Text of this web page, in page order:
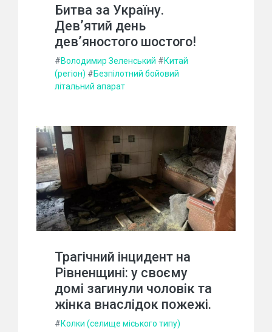
Битва за Україну.
Дев’ятий день
дев’яностого шостого!
#Володимир Зеленський #Китай
(регіон) #Безпілотний бойовий
літальний апарат
Трагічний інцидент на
Рівненщині: у своєму
домі загинули чоловік та
жінка внаслідок пожежі.
#Колки (селище міського типу)